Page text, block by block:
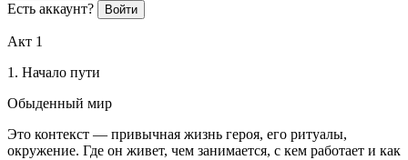
Есть аккаунт? Войти
Акт 1
1. Начало пути
Обыденный мир
Это контекст — привычная жизнь героя, его ритуалы,
окружение. Где он живет, чем занимается, с кем работает и как